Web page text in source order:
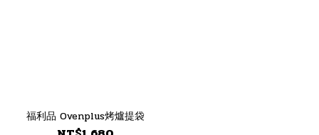
福利品 Ovenplus烤爐提袋